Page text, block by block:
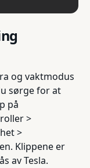
og vaktmodus
sørge for at
på
>
>
Klippene er
av Tesla.